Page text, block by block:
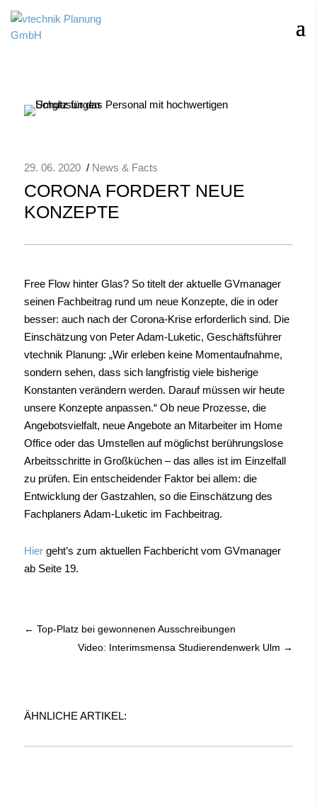
29. 06. 2020/ News & Facts
CORONA FORDERT NEUE
KONZEPTE
Free Flow hinter Glas? So titelt der aktuelle GVmanager
seinen Fachbeitrag rund um neue Konzepte, die in oder
besser: auch nach der Corona-Krise erforderlich sind. Die
Einschätzung von Peter Adam-Luketic, Geschäftsführer
vtechnik Planung: „Wir erleben keine Momentaufnahme,
sondern sehen, dass sich langfristig viele bisherige
Konstanten verändern werden. Darauf müssen wir heute
unsere Konzepte anpassen.“ Ob neue Prozesse, die
Angebotsvielfalt, neue Angebote an Mitarbeiter im Home
Office oder das Umstellen auf möglichst berührungslose
Arbeitsschritte in Großküchen – das alles ist im Einzelfall
zu prüfen. Ein entscheidender Faktor bei allem: die
Entwicklung der Gastzahlen, so die Einschätzung des
Fachplaners Adam-Luketic im Fachbeitrag.
Hier geht’s zum aktuellen Fachbericht vom GVmanager
ab Seite 19.
← Top-Platz bei gewonnenen Ausschreibungen
Video: Interimsmensa Studierendenwerk Ulm →
ÄHNLICHE ARTIKEL: